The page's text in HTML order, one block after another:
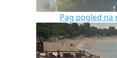
Pag pogled na